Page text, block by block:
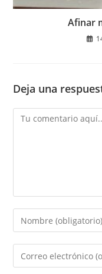
Afinar
Deja una
Comentario
Introduce
tu
nombre
Introduce
tu